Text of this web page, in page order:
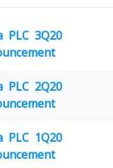
PLC 3Q20
PLC 2Q20
PLC 1Q20